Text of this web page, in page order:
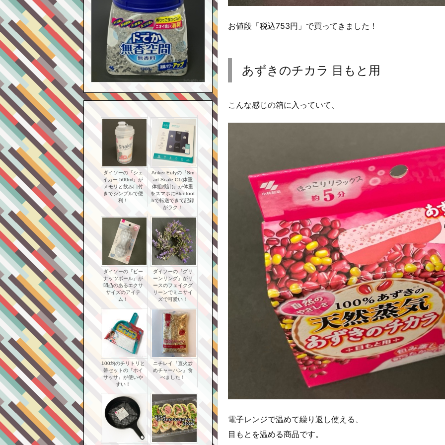
お値段「税込753円」で買ってきました！
あずきのチカラ 目もと用
こんな感じの箱に入っていて、
電子レンジで温めて繰り返し使える、
目もとを温める商品です。
ダイソーの『シェ
イカー 500ml』が
メモリと飲み口付
きでシンプルで便
利！
Anker Eufyの『Sm
art Scale C1(体重
体組成計)』が体重
をスマホにBluetoot
hで転送できて記録
がラク！
ダイソーの『ピー
ナッツボール』が
凹凸のあるエクサ
サイズのアイテ
ム！
ダイソーの『グリ
ーンリング』がリ
ースのフェイクグ
リーンでミニサイ
ズで可愛い！
100均のチリトリと
箒セットの『ホイ
サッサ』が使いや
すい！
ニチレイ『直火炒
めチャーハン』食
べました！